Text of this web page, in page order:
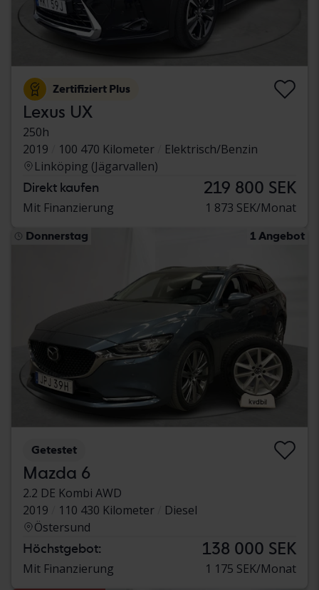
Zertifiziert Plus
Lexus UX
250h
2019
100 470 Kilometer
Elektrisch/Benzin
Linköping (Jägarvallen)
Direkt kaufen 219 800 SEK
Mit Finanzierung 1 873 SEK/Monat
Donnerstag 1 Angebot
Getestet
Mazda 6
2.2 DE Kombi AWD
2019
110 430 Kilometer
Diesel
Östersund
Höchstgebot: 138 000 SEK
Mit Finanzierung 1 175 SEK/Monat